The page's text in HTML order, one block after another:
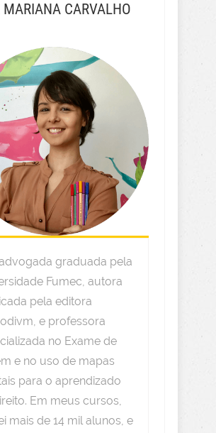
MARIANA CARVALHO
graduada pela
Fumec, autora
pela editora
e professora
no Exame de
e no uso de mapas
para o aprendizado
Em meus cursos,
mais de 14 mil alunos, e